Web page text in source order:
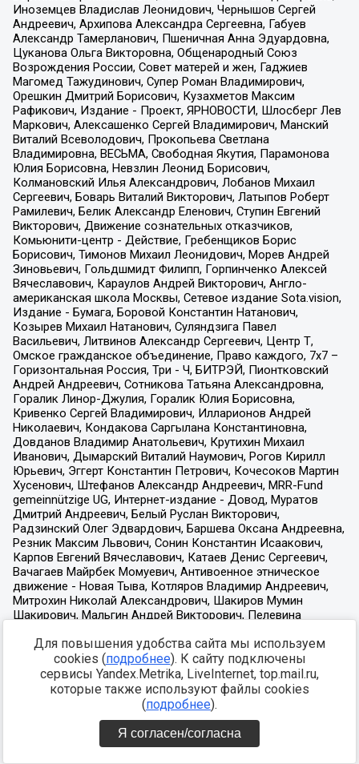
Для повышения удобства сайта мы используем
cookies (подробнее). К сайту подключены
сервисы Yandex.Metrika, LiveInternet, top.mail.ru,
которые также используют файлы cookies
(подробнее).
Я согласен/согласна